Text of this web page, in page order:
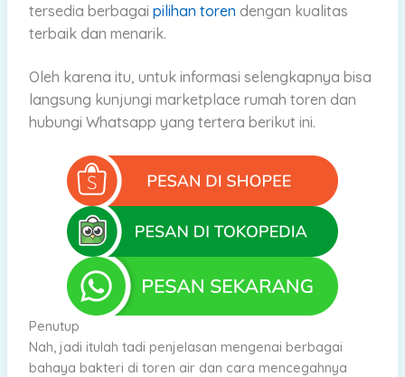
tersedia berbagai pilihan toren dengan kualitas
terbaik dan menarik.
Oleh karena itu, untuk informasi selengkapnya bisa
langsung kunjungi marketplace rumah toren dan
hubungi Whatsapp yang tertera berikut ini.
Penutup
Nah, jadi itulah tadi penjelasan mengenai berbagai
bahaya bakteri di toren air dan cara mencegahnya